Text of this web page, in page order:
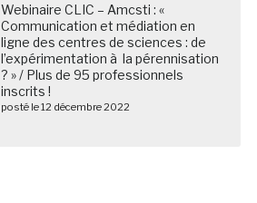
Webinaire CLIC – Amcsti : «
Communication et médiation en
ligne des centres de sciences : de
l’expérimentation à la pérennisation
? » / Plus de 95 professionnels
inscrits !
posté le 12 décembre 2022